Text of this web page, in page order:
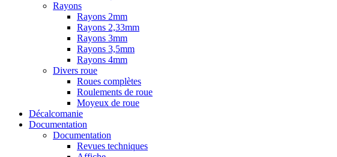
Rayons
Rayons 2mm
Rayons 2,33mm
Rayons 3mm
Rayons 3,5mm
Rayons 4mm
Divers roue
Roues complètes
Roulements de roue
Moyeux de roue
Décalcomanie
Documentation
Documentation
Revues techniques